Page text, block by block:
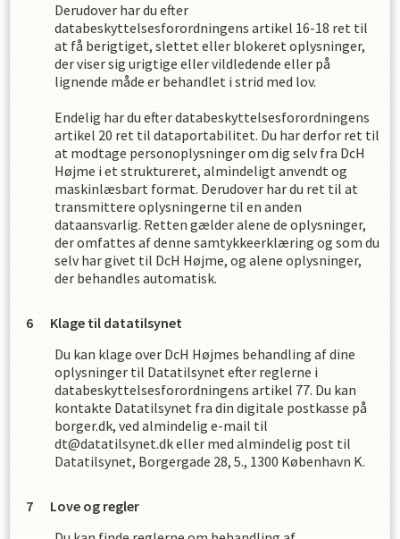
Derudover har du efter
databeskyttelsesforordningens artikel 16-18 ret til
at få berigtiget, slettet eller blokeret oplysninger,
der viser sig urigtige eller vildledende eller på
lignende måde er behandlet i strid med lov.
Endelig har du efter databeskyttelsesforordningens
artikel 20 ret til dataportabilitet. Du har derfor ret til
at modtage personoplysninger om dig selv fra DcH
Højme i et struktureret, almindeligt anvendt og
maskinlæsbart format. Derudover har du ret til at
transmittere oplysningerne til en anden
dataansvarlig. Retten gælder alene de oplysninger,
der omfattes af denne samtykkeerklæring og som du
selv har givet til DcH Højme, og alene oplysninger,
der behandles automatisk.
Klage til datatilsynet
Du kan klage over DcH Højmes behandling af dine
oplysninger til Datatilsynet efter reglerne i
databeskyttelsesforordningens artikel 77. Du kan
kontakte Datatilsynet fra din digitale postkasse på
borger.dk, ved almindelig e-mail til
dt@datatilsynet.dk eller med almindelig post til
Datatilsynet, Borgergade 28, 5., 1300 København K.
Love og regler